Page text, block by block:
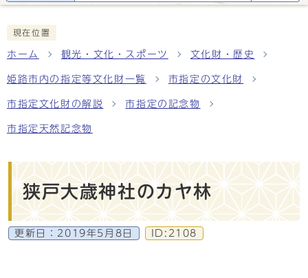
現在位置
ホーム 観光・文化・スポーツ 文化財・歴史
姫路市内の指定等文化財一覧 市指定の文化財
市指定文化財の解説 市指定の記念物
市指定天然記念物
狭戸大歳神社のカヤ林
更新日： 2019年5月8日 ID:2108